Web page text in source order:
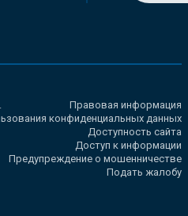
Правовая информация
конфиденциальных данных
Доступность сайта
Доступ к информации
Предупреждение о мошенничестве
Подать жалобу